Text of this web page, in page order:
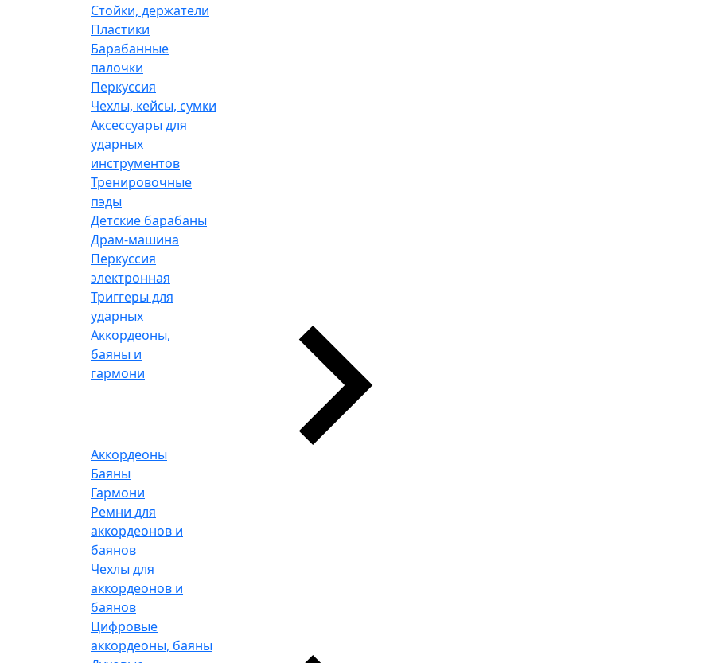
Стойки, держатели
Пластики
Барабанные
палочки
Перкуссия
Чехлы, кейсы, сумки
Аксессуары для
ударных
инструментов
Тренировочные
пэды
Детские барабаны
Драм-машина
Перкуссия
электронная
Триггеры для
ударных
Аккордеоны,
баяны и
гармони
Аккордеоны
Баяны
Гармони
Ремни для
аккордеонов и
баянов
Чехлы для
аккордеонов и
баянов
Цифровые
аккордеоны, баяны